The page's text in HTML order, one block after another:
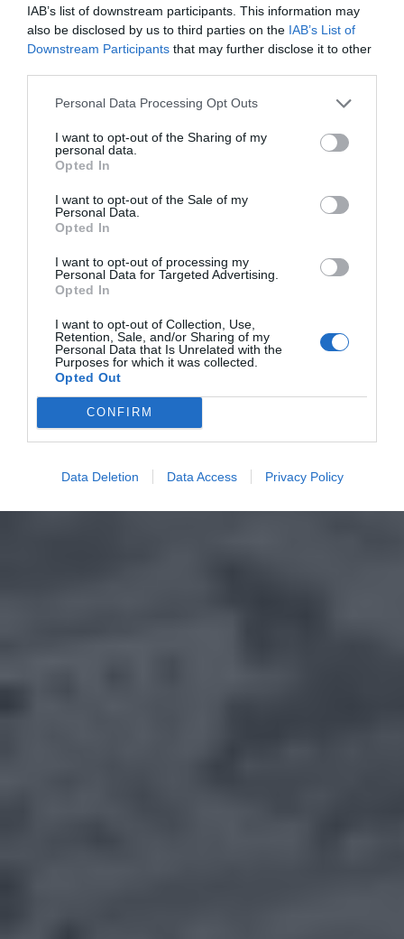
IAB’s list of downstream participants. This information may
also be disclosed by us to third parties on the IAB’s List of
Downstream Participants that may further disclose it to other
Personal Data Processing Opt Outs
I want to opt-out of the Sharing of my
personal data.
Opted In
I want to opt-out of the Sale of my
Personal Data.
Opted In
I want to opt-out of processing my
Personal Data for Targeted Advertising.
Opted In
I want to opt-out of Collection, Use,
Retention, Sale, and/or Sharing of my
Personal Data that Is Unrelated with the
Purposes for which it was collected.
Opted Out
CONFIRM
Data Deletion Data Access Privacy Policy